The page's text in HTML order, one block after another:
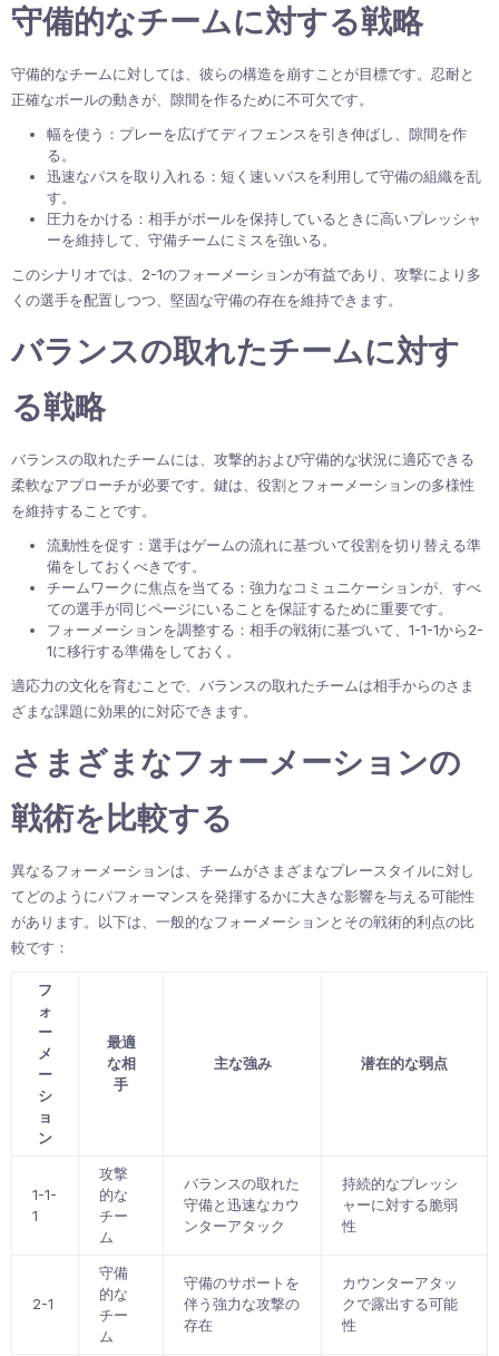
守備的なチームに対する戦略
守備的なチームに対しては、彼らの構造を崩すことが目標です。忍耐と
正確なボールの動きが、隙間を作るために不可欠です。
幅を使う：プレーを広げてディフェンスを引き伸ばし、隙間を作
る。
迅速なパスを取り入れる：短く速いパスを利用して守備の組織を乱
す。
圧力をかける：相手がボールを保持しているときに高いプレッシャ
ーを維持して、守備チームにミスを強いる。
このシナリオでは、2-1のフォーメーションが有益であり、攻撃により多
くの選手を配置しつつ、堅固な守備の存在を維持できます。
バランスの取れたチームに対す
る戦略
バランスの取れたチームには、攻撃的および守備的な状況に適応できる
柔軟なアプローチが必要です。鍵は、役割とフォーメーションの多様性
を維持することです。
流動性を促す：選手はゲームの流れに基づいて役割を切り替える準
備をしておくべきです。
チームワークに焦点を当てる：強力なコミュニケーションが、すべ
ての選手が同じページにいることを保証するために重要です。
フォーメーションを調整する：相手の戦術に基づいて、1-1-1から2-
1に移行する準備をしておく。
適応力の文化を育むことで、バランスの取れたチームは相手からのさま
ざまな課題に効果的に対応できます。
さまざまなフォーメーションの
戦術を比較する
異なるフォーメーションは、チームがさまざまなプレースタイルに対し
てどのようにパフォーマンスを発揮するかに大きな影響を与える可能性
があります。以下は、一般的なフォーメーションとその戦術的利点の比
較です：
フ
ォ
ー
メ
ー
シ
ョ
ン
最適
な相
手
主な強み 潜在的な弱点
1-1-
1
攻撃
的な
チー
ム
バランスの取れた
守備と迅速なカウ
ンターアタック
持続的なプレッシ
ャーに対する脆弱
性
2-1
守備
的な
チー
ム
守備のサポートを
伴う強力な攻撃の
存在
カウンターアタッ
クで露出する可能
性